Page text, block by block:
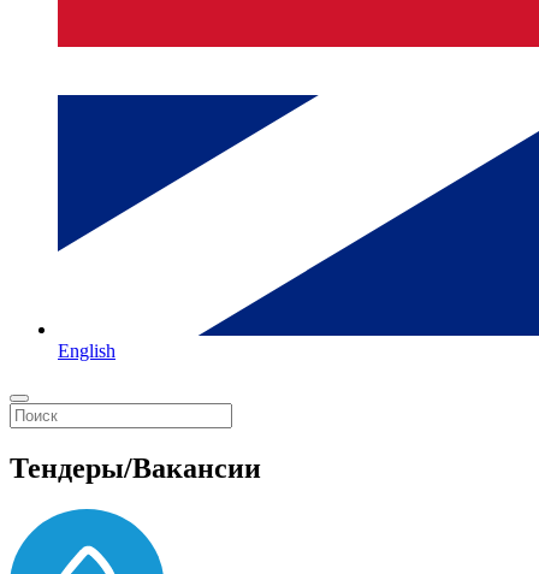
English
Тендеры/Вакансии